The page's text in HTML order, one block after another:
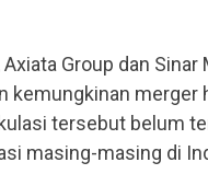
Group dan
kemungkinan merger
tersebut belum
masing-masing di